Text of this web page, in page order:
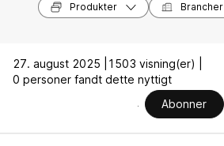
Produkter Brancher
27. august 2025 |
1503 visning(er) |
0 personer fandt dette nyttigt
Abonner